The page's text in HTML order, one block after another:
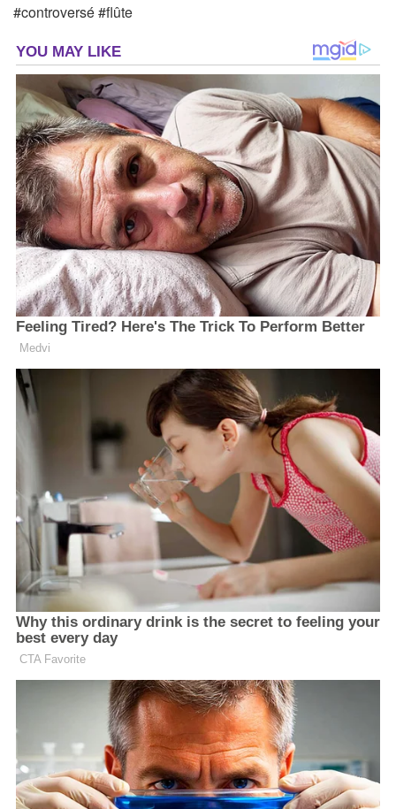
#controversé #flûte